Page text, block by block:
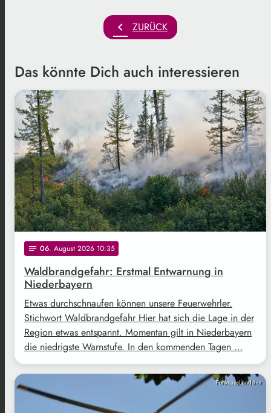
chevron_left ZURÜCK
Das könnte Dich auch interessieren
Freepik
notes 06. August 2026 10:35
Waldbrandgefahr: Erstmal Entwarnung in
Niederbayern
Etwas durchschnaufen können unsere Feuerwehrler.
Stichwort Waldbrandgefahr Hier hat sich die Lage in der
Region etwas entspannt. Momentan gilt in Niederbayern
die niedrigste Warnstufe. In den kommenden Tagen …
FunkhausLandshut